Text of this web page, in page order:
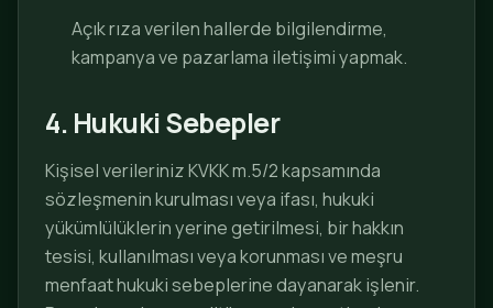
Açık rıza verilen hallerde bilgilendirme,
kampanya ve pazarlama iletişimi yapmak.
4. Hukuki Sebepler
Kişisel verileriniz KVKK m.5/2 kapsamında
sözleşmenin kurulması veya ifası, hukuki
yükümlülüklerin yerine getirilmesi, bir hakkın
tesisi, kullanılması veya korunması ve meşru
menfaat hukuki sebeplerine dayanarak işlenir.